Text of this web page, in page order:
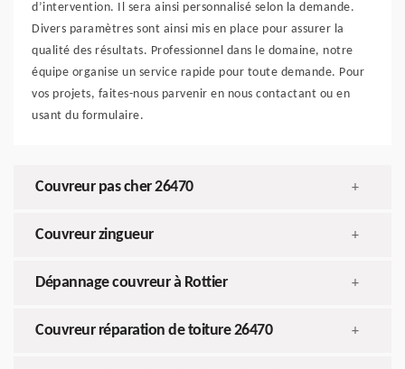
d’intervention. Il sera ainsi personnalisé selon la demande.
Divers paramètres sont ainsi mis en place pour assurer la
qualité des résultats. Professionnel dans le domaine, notre
équipe organise un service rapide pour toute demande. Pour
vos projets, faites-nous parvenir en nous contactant ou en
usant du formulaire.
Couvreur pas cher 26470 +
Couvreur zingueur +
Dépannage couvreur à Rottier +
Couvreur réparation de toiture 26470 +